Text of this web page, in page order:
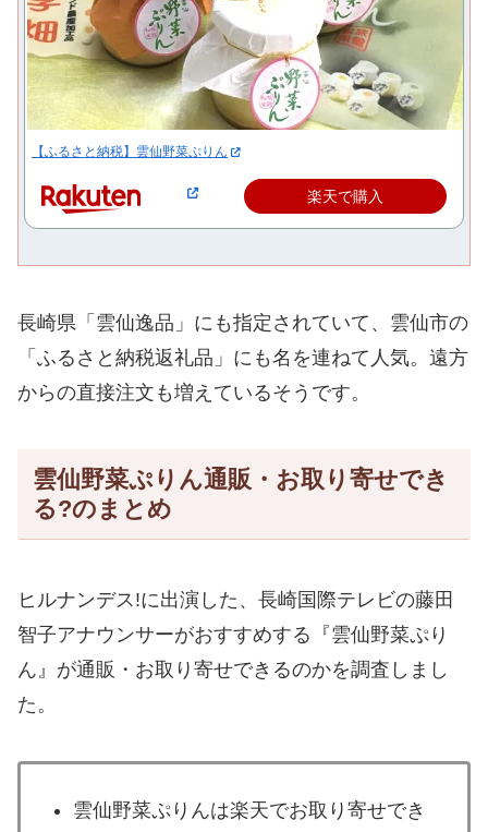
【ふるさと納税】雲仙野菜ぷりん
楽天で購入
長崎県「雲仙逸品」にも指定されていて、雲仙市の
「ふるさと納税返礼品」にも名を連ねて人気。遠方
からの直接注文も増えているそうです。
雲仙野菜ぷりん通販・お取り寄せでき
る?のまとめ
ヒルナンデス!に出演した、長崎国際テレビの藤田
智子アナウンサーがおすすめする『雲仙野菜ぷり
ん』が通販・お取り寄せできるのかを調査しまし
た。
雲仙野菜ぷりんは楽天でお取り寄せでき